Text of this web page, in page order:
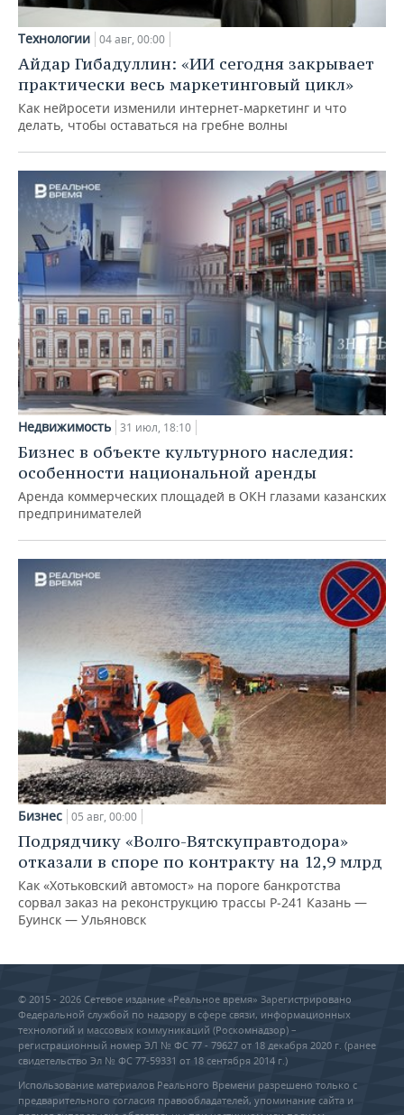
Технологии 04 авг, 00:00
Айдар Гибадуллин: «ИИ сегодня закрывает
практически весь маркетинговый цикл»
Как нейросети изменили интернет-маркетинг и что
делать, чтобы оставаться на гребне волны
Недвижимость 31 июл, 18:10
Бизнес в объекте культурного наследия:
особенности национальной аренды
Аренда коммерческих площадей в ОКН глазами казанских
предпринимателей
Бизнес 05 авг, 00:00
Подрядчику «Волго-Вятскуправтодора»
отказали в споре по контракту на 12,9 млрд
Как «Хотьковский автомост» на пороге банкротства
сорвал заказ на реконструкцию трассы Р‑241 Казань —
Буинск — Ульяновск
© 2015 - 2026 Сетевое издание «Реальное время» Зарегистрировано
Федеральной службой по надзору в сфере связи, информационных
технологий и массовых коммуникаций (Роскомнадзор) –
регистрационный номер ЭЛ № ФС 77 - 79627 от 18 декабря 2020 г. (ранее
свидетельство Эл № ФС 77-59331 от 18 сентября 2014 г.)
Использование материалов Реального Времени разрешено только с
предварительного согласия правообладателей, упоминание сайта и